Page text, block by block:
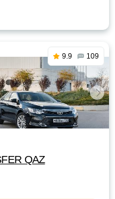
9.9 109
QАZ